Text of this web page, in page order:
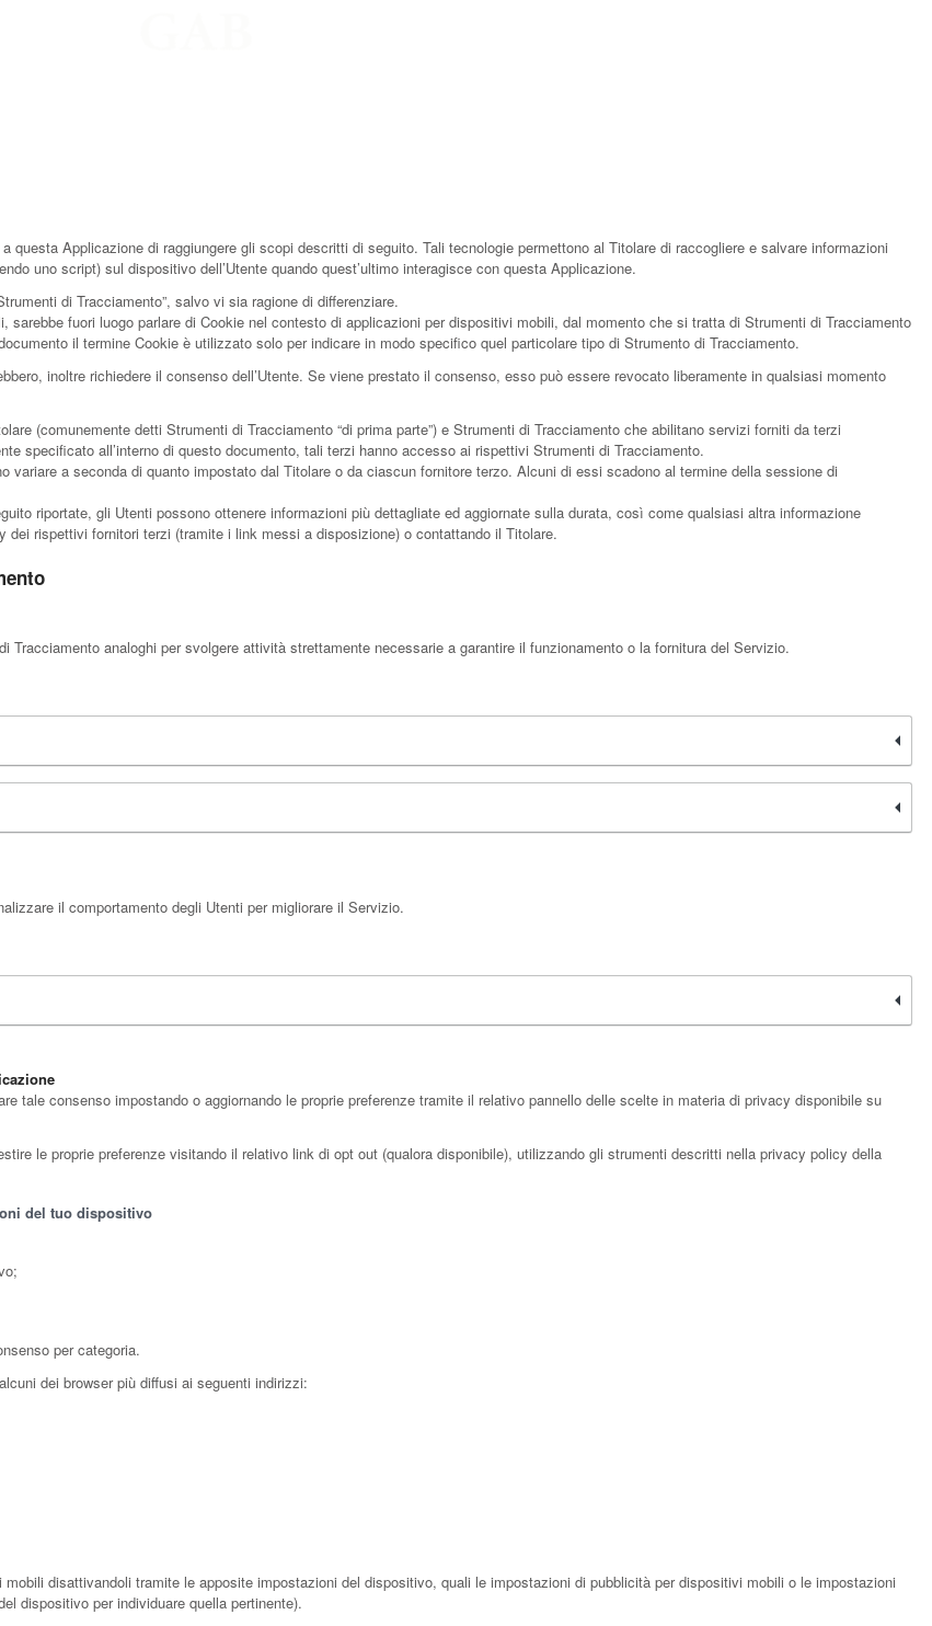
Applicazione di raggiungere gli scopi descritti di seguito. Tali tecnologie permettono al Titolare di raccogliere e salvare informazioni
uno script) sul dispositivo dell’Utente quando quest’ultimo interagisce con questa Applicazione.
di Tracciamento”, salvo vi sia ragione di differenziare.
fuori luogo parlare di Cookie nel contesto di applicazioni per dispositivi mobili, dal momento che si tratta di Strumenti di Tracciamento
il termine Cookie è utilizzato solo per indicare in modo specifico quel particolare tipo di Strumento di Tracciamento.
inoltre richiedere il consenso dell’Utente. Se viene prestato il consenso, esso può essere revocato liberamente in qualsiasi momento
(comunemente detti Strumenti di Tracciamento “di prima parte”) e Strumenti di Tracciamento che abilitano servizi forniti da terzi
specificato all’interno di questo documento, tali terzi hanno accesso ai rispettivi Strumenti di Tracciamento.
a seconda di quanto impostato dal Titolare o da ciascun fornitore terzo. Alcuni di essi scadono al termine della sessione di
riportate, gli Utenti possono ottenere informazioni più dettagliate ed aggiornate sulla durata, così come qualsiasi altra informazione
rispettivi fornitori terzi (tramite i link messi a disposizione) o contattando il Titolare.
analoghi per svolgere attività strettamente necessarie a garantire il funzionamento o la fornitura del Servizio.
il comportamento degli Utenti per migliorare il Servizio.
tale consenso impostando o aggiornando le proprie preferenze tramite il relativo pannello delle scelte in materia di privacy disponibile su
le proprie preferenze visitando il relativo link di opt out (qualora disponibile), utilizzando gli strumenti descritti nella privacy policy della
del tuo dispositivo
per categoria.
dei browser più diffusi ai seguenti indirizzi:
disattivandoli tramite le apposite impostazioni del dispositivo, quali le impostazioni di pubblicità per dispositivi mobili o le impostazioni
dispositivo per individuare quella pertinente).